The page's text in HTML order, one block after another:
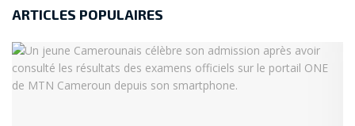
ARTICLES POPULAIRES